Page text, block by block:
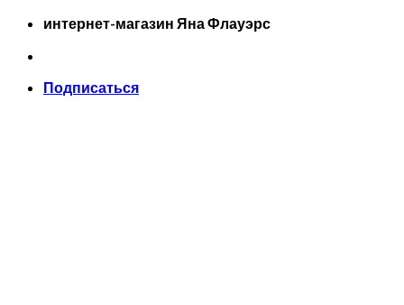
Skip
content
интернет-магазин Яна Флауэрс
Подписаться